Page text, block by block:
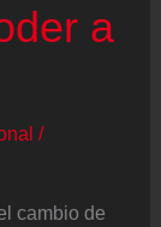
a
/
cambio de